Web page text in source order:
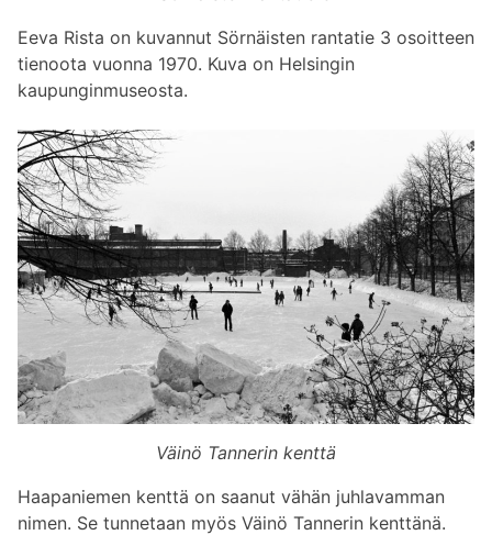
Eeva Rista on kuvannut Sörnäisten rantatie 3 osoitteen
tienoota vuonna 1970. Kuva on Helsingin
kaupunginmuseosta.
Väinö Tannerin kenttä
Haapaniemen kenttä on saanut vähän juhlavamman
nimen. Se tunnetaan myös Väinö Tannerin kenttänä.